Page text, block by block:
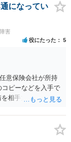
になってい
害
役にたった 5
意保険会社が所持
コピーなどを入手で
相手方任意保険会
る可能性がありま
ルテを取り付けるこ
程度期間が経過し